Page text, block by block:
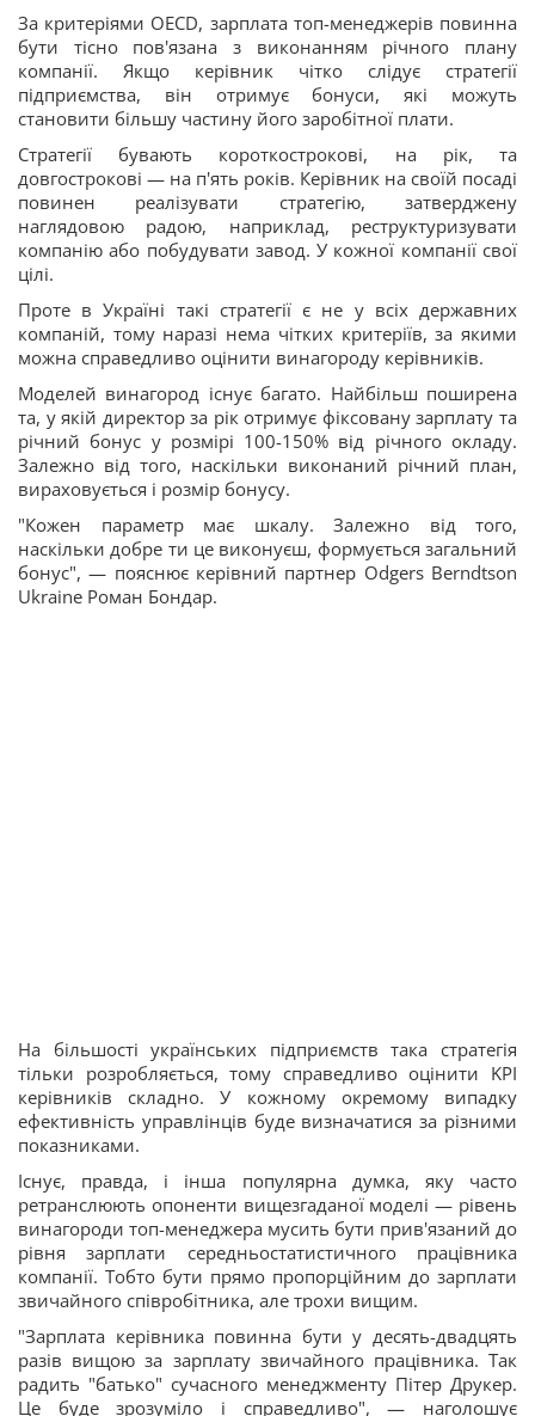
За критеріями OECD, зарплата топ-менеджерів повинна
бути тісно пов'язана з виконанням річного плану
компанії. Якщо керівник чітко слідує стратегії
підприємства, він отримує бонуси, які можуть
становити більшу частину його заробітної плати.
Стратегії бувають короткострокові, на рік, та
довгострокові — на п'ять років. Керівник на своїй посаді
повинен реалізувати стратегію, затверджену
наглядовою радою, наприклад, реструктуризувати
компанію або побудувати завод. У кожної компанії свої
цілі.
Проте в Україні такі стратегії є не у всіх державних
компаній, тому наразі нема чітких критеріїв, за якими
можна справедливо оцінити винагороду керівників.
Моделей винагород існує багато. Найбільш поширена
та, у якій директор за рік отримує фіксовану зарплату та
річний бонус у розмірі 100-150% від річного окладу.
Залежно від того, наскільки виконаний річний план,
вираховується і розмір бонусу.
"Кожен параметр має шкалу. Залежно від того,
наскільки добре ти це виконуєш, формується загальний
бонус", — пояснює керівний партнер Odgers Berndtson
Ukraine Роман Бондар.
На більшості українських підприємств така стратегія
тільки розробляється, тому справедливо оцінити KPI
керівників складно. У кожному окремому випадку
ефективність управлінців буде визначатися за різними
показниками.
Існує, правда, і інша популярна думка, яку часто
ретранслюють опоненти вищезгаданої моделі — рівень
винагороди топ-менеджера мусить бути прив'язаний до
рівня зарплати середньостатистичного працівника
компанії. Тобто бути прямо пропорційним до зарплати
звичайного співробітника, але трохи вищим.
"Зарплата керівника повинна бути у десять-двадцять
разів вищою за зарплату звичайного працівника. Так
радить "батько" сучасного менеджменту Пітер Друкер.
Це буде зрозуміло і справедливо", — наголошує